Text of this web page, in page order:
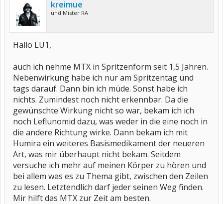
kreimue
und Mister RA
Hallo LU1,
auch ich nehme MTX in Spritzenform seit 1,5 Jahren.
Nebenwirkung habe ich nur am Spritzentag und
tags darauf. Dann bin ich müde. Sonst habe ich
nichts. Zumindest noch nicht erkennbar. Da die
gewünschte Wirkung nicht so war, bekam ich ich
noch Leflunomid dazu, was weder in die eine noch in
die andere Richtung wirke. Dann bekam ich mit
Humira ein weiteres Basismedikament der neueren
Art, was mir überhaupt nicht bekam. Seitdem
versuche ich mehr auf meinen Körper zu hören und
bei allem was es zu Thema gibt, zwischen den Zeilen
zu lesen. Letztendlich darf jeder seinen Weg finden.
Mir hilft das MTX zur Zeit am besten.